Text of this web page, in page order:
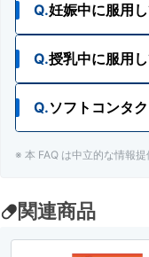
Q.妊娠中に服用
A.使用が検討で
Q.授乳中に服用
A.使用が検討で
Q.ソフトコンタ
A.ソフトコンタ
※ 本 FAQ は中立的な情報
関連商品